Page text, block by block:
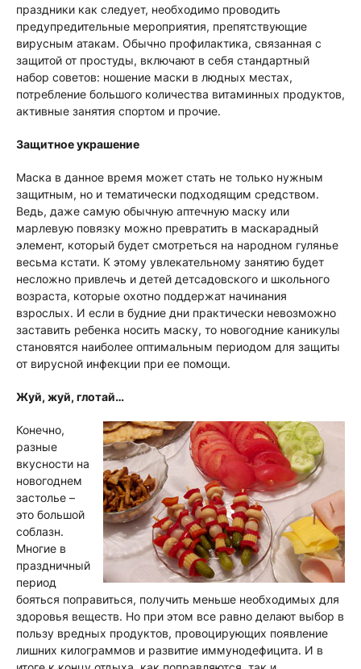
праздники как следует, необходимо проводить
предупредительные мероприятия, препятствующие
вирусным атакам. Обычно профилактика, связанная с
защитой от простуды, включают в себя стандартный
набор советов: ношение маски в людных местах,
потребление большого количества витаминных продуктов,
активные занятия спортом и прочие.
Защитное украшение
Маска в данное время может стать не только нужным
защитным, но и тематически подходящим средством.
Ведь, даже самую обычную аптечную маску или
марлевую повязку можно превратить в маскарадный
элемент, который будет смотреться на народном гулянье
весьма кстати. К этому увлекательному занятию будет
несложно привлечь и детей детсадовского и школьного
возраста, которые охотно поддержат начинания
взрослых. И если в будние дни практически невозможно
заставить ребенка носить маску, то новогодние каникулы
становятся наиболее оптимальным периодом для защиты
от вирусной инфекции при ее помощи.
Жуй, жуй, глотай…
Конечно,
разные
вкусности на
новогоднем
застолье –
это большой
соблазн.
Многие в
праздничный
период
бояться поправиться, получить меньше необходимых для
здоровья веществ. Но при этом все равно делают выбор в
пользу вредных продуктов, провоцирующих появление
лишних килограммов и развитие иммунодефицита. И в